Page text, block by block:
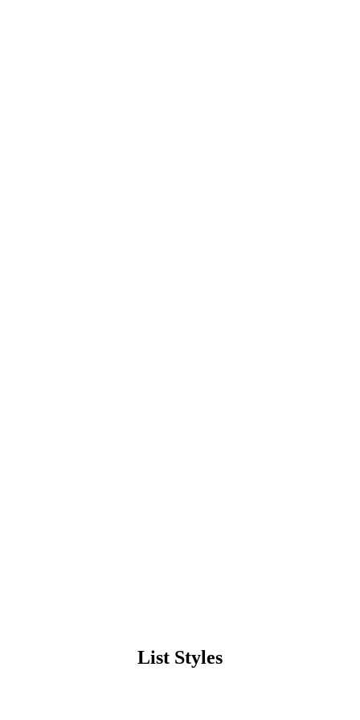
List Styles